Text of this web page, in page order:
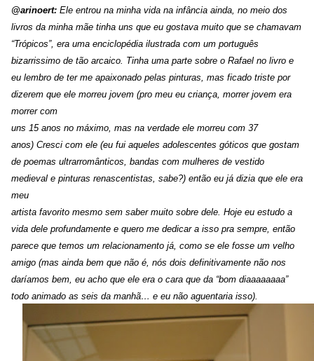
@arinoert: Ele entrou na minha vida na infância ainda, no meio dos
livros da minha mãe tinha uns que eu gostava muito que se chamavam
“Trópicos”, era uma enciclopédia ilustrada com um português
bizarrissimo de tão arcaico. Tinha uma parte sobre o Rafael no livro e
eu lembro de ter me apaixonado pelas pinturas, mas ficado triste por
dizerem que ele morreu jovem (pro meu eu criança, morrer jovem era
morrer com
uns 15 anos no máximo, mas na verdade ele morreu com 37
anos) Cresci com ele (eu fui aqueles adolescentes góticos que gostam
de poemas ultrarromânticos, bandas com mulheres de vestido
medieval e pinturas renascentistas, sabe?) então eu já dizia que ele era
meu
artista favorito mesmo sem saber muito sobre dele. Hoje eu estudo a
vida dele profundamente e quero me dedicar a isso pra sempre, então
parece que temos um relacionamento já, como se ele fosse um velho
amigo (mas ainda bem que não é, nós dois definitivamente não nos
daríamos bem, eu acho que ele era o cara que da “bom diaaaaaaaa”
todo animado as seis da manhã… e eu não aguentaria isso).